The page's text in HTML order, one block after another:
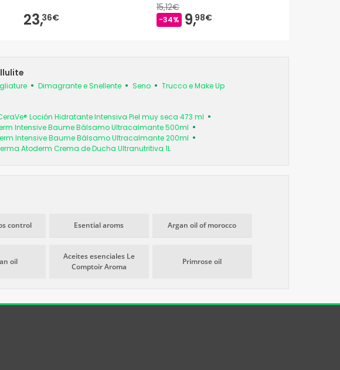
23,36€
15,12€
-34% 9,98€
Dimagrante e Snellente Seno Trucco e Make Up
Loción Hidratante Intensiva Piel muy seca 473 ml
Intensive Baume Bálsamo Ultracalmante 500ml
Intensive Baume Bálsamo Ultracalmante 200ml
Atoderm Crema de Ducha Ultranutritiva 1L
control Esential aroms Argan oil of morocco
oil
Aceites esenciales Le
Comptoir Aroma
Primrose oil